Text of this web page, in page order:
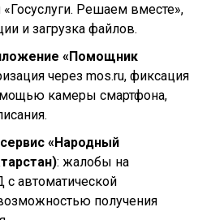
«Госуслуги. Решаем вместе»,
и загрузка файлов.
«Помощник
через mos.ru, фиксация
камеры смартфона,
«Народный
: жалобы на
автоматической
получения